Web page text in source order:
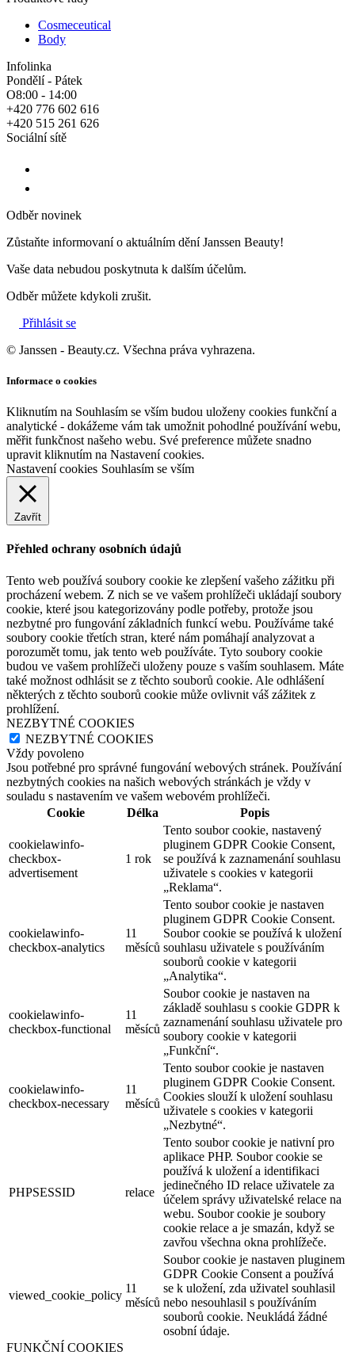
Cosmeceutical
Body
Infolinka
Pondělí - Pátek
O8:00 - 14:00
+420 776 602 616
+420 515 261 626
Sociální sítě
Odběr novinek
Zůstaňte informovaní o aktuálním dění Janssen Beauty!
Vaše data nebudou poskytnuta k dalším účelům.
Odběr můžete kdykoli zrušit.
Přihlásit se
© Janssen - Beauty.cz. Všechna práva vyhrazena.
Informace o cookies
Kliknutím na Souhlasím se vším budou uloženy cookies funkční a
analytické - dokážeme vám tak umožnit pohodlné používání webu,
měřit funkčnost našeho webu. Své preference můžete snadno
upravit kliknutím na Nastavení cookies.
Nastavení cookies Souhlasím se vším
Zavřít
Přehled ochrany osobních údajů
Tento web používá soubory cookie ke zlepšení vašeho zážitku při
procházení webem. Z nich se ve vašem prohlížeči ukládají soubory
cookie, které jsou kategorizovány podle potřeby, protože jsou
nezbytné pro fungování základních funkcí webu. Používáme také
soubory cookie třetích stran, které nám pomáhají analyzovat a
porozumět tomu, jak tento web používáte. Tyto soubory cookie
budou ve vašem prohlížeči uloženy pouze s vaším souhlasem. Máte
také možnost odhlásit se z těchto souborů cookie. Ale odhlášení
některých z těchto souborů cookie může ovlivnit váš zážitek z
prohlížení.
NEZBYTNÉ COOKIES
NEZBYTNÉ COOKIES
Vždy povoleno
Jsou potřebné pro správné fungování webových stránek. Používání
nezbytných cookies na našich webových stránkách je vždy v
souladu s nastavením ve vašem webovém prohlížeči.
Cookie
Délka Popis
cookielawinfo-
checkbox-
advertisement
1 rok
Tento soubor cookie, nastavený
pluginem GDPR Cookie Consent,
se používá k zaznamenání souhlasu
uživatele s cookies v kategorii
„Reklama“.
cookielawinfo-
checkbox-analytics
11
měsíců
Tento soubor cookie je nastaven
pluginem GDPR Cookie Consent.
Soubor cookie se používá k uložení
souhlasu uživatele s používáním
souborů cookie v kategorii
„Analytika“.
cookielawinfo-
checkbox-functional
11
měsíců
Soubor cookie je nastaven na
základě souhlasu s cookie GDPR k
zaznamenání souhlasu uživatele pro
soubory cookie v kategorii
„Funkční“.
cookielawinfo-
checkbox-necessary
11
měsíců
Tento soubor cookie je nastaven
pluginem GDPR Cookie Consent.
Cookies slouží k uložení souhlasu
uživatele s cookies v kategorii
„Nezbytné“.
PHPSESSID relace
Tento soubor cookie je nativní pro
aplikace PHP. Soubor cookie se
používá k uložení a identifikaci
jedinečného ID relace uživatele za
účelem správy uživatelské relace na
webu. Soubor cookie je soubory
cookie relace a je smazán, když se
zavřou všechna okna prohlížeče.
viewed_cookie_policy
11
měsíců
Soubor cookie je nastaven pluginem
GDPR Cookie Consent a používá
se k uložení, zda uživatel souhlasil
nebo nesouhlasil s používáním
souborů cookie. Neukládá žádné
osobní údaje.
FUNKČNÍ COOKIES